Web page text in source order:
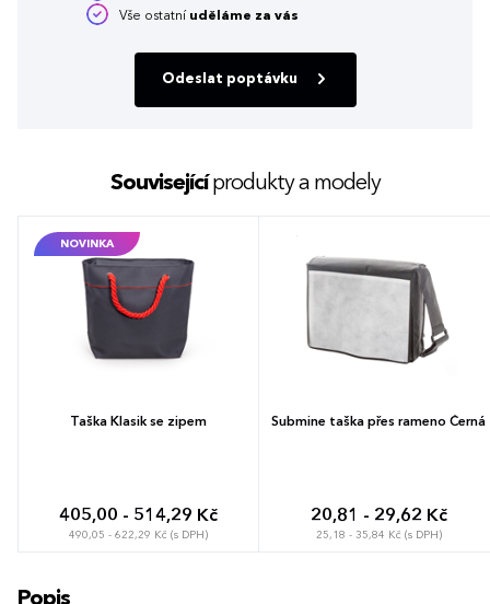
Vše ostatní uděláme za vás
Odeslat poptávku
Souvisejícíprodukty a modely
NOVINKA
Taška Klasik se zipem
405,00 - 514,29 Kč
490,05 - 622,29 Kč (s DPH)
Submine taška přes rameno Černá
20,81 - 29,62 Kč
25,18 - 35,84 Kč (s DPH)